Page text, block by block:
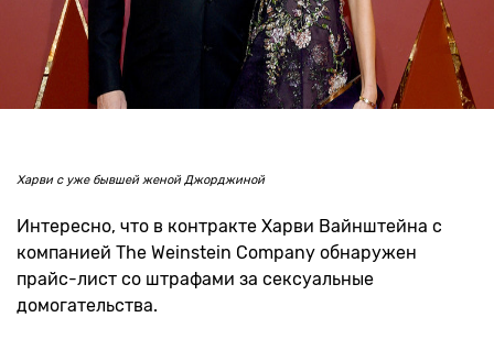
Харви с уже бывшей женой Джорджиной
Интересно, что в контракте Харви Вайнштейна с
компанией The Weinstein Company обнаружен
прайс-лист со штрафами за сексуальные
домогательства.